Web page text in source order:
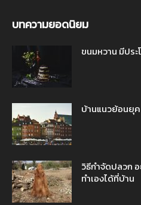
บทความยอดนิยม
ขนมหวาน มีปร
บ้านแนวย้อนยุค
วิธีกำจัดปลวก
ทำเองได้ที่บ้าน